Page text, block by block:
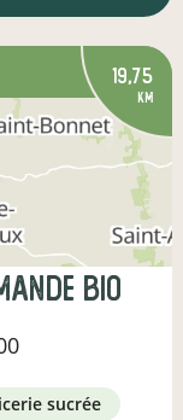
19,75
km
bio
sucrée